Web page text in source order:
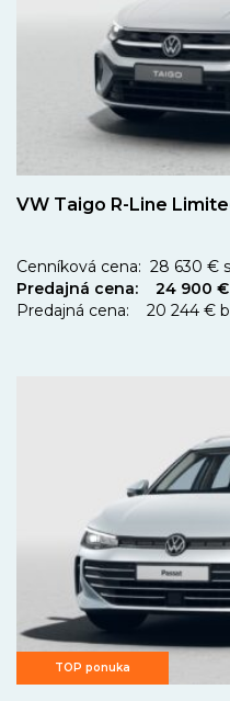
VW Taigo R-Line
Cenníková cena: 28 630 €
Predajná cena: 24 900 €
Predajná cena: 20 244 €
TOP ponuka